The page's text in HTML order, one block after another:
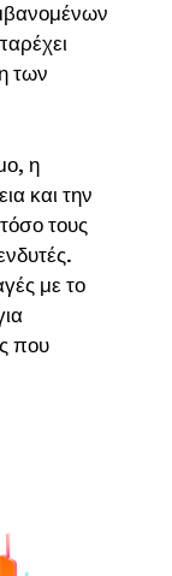
των
η
και την
τους
με το
που